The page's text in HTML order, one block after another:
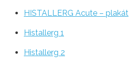
HISTALLERG Acute – plakát
Histallerg 1
Histallerg 2